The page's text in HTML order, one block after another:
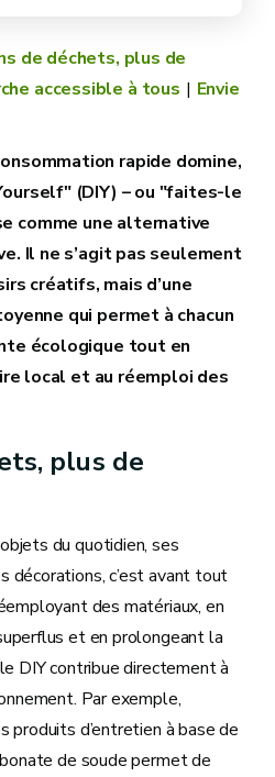
de déchets, plus de
accessible à tous
Envie
rapide domine,
(DIY) – ou "faites-le
comme une alternative
Il ne s’agit pas seulement
créatifs, mais d’une
qui permet à chacun
écologique tout en
local et au réemploi des
plus de
du quotidien, ses
décorations, c’est avant tout
des matériaux, en
et en prolongeant la
DIY contribue directement à
Par exemple,
produits d’entretien à base de
de soude permet de